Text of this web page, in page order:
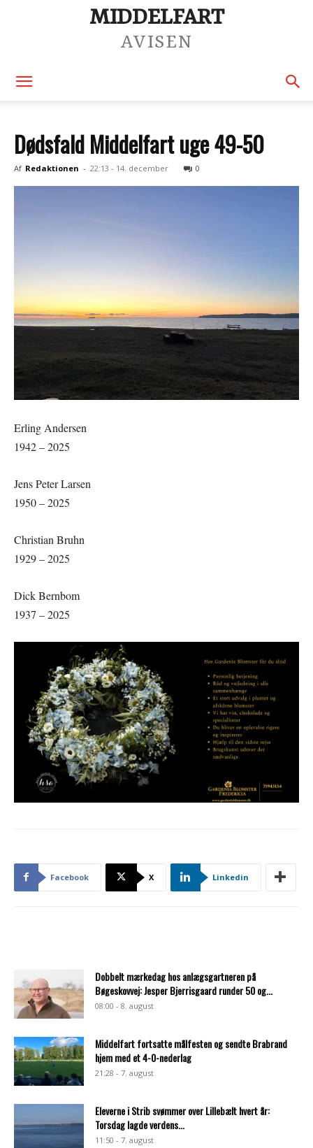
MIDDELFART
AVISEN
Dødsfald Middelfart uge 49-50
Af Redaktionen - 22:13 - 14. december 0
Erling Andersen
1942 – 2025
Jens Peter Larsen
1950 – 2025
Christian Bruhn
1929 – 2025
Dick Bernbom
1937 – 2025
Facebook X Linkedin
Dobbelt mærkedag hos anlægsgartneren på
Bøgeskovvej: Jesper Bjerrisgaard runder 50 og...
08:00 - 8. august
Middelfart fortsatte målfesten og sendte Brabrand
hjem med et 4-0-nederlag
21:28 - 7. august
Eleverne i Strib svømmer over Lillebælt hvert år:
Torsdag lagde verdens...
11:50 - 7. august